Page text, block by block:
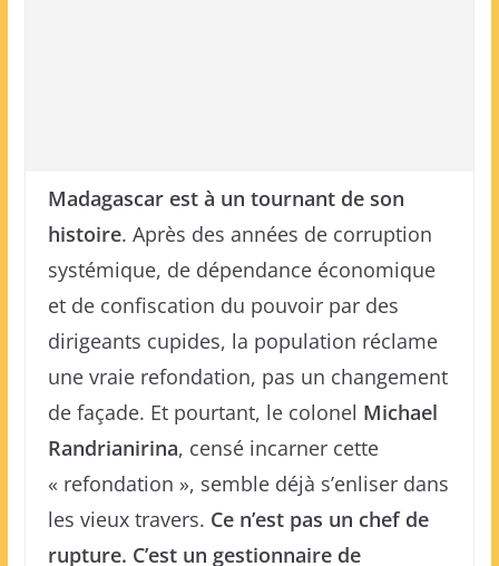
Madagascar est à un tournant de son
histoire. Après des années de corruption
systémique, de dépendance économique
et de confiscation du pouvoir par des
dirigeants cupides, la population réclame
une vraie refondation, pas un changement
de façade. Et pourtant, le colonel Michael
Randrianirina, censé incarner cette
« refondation », semble déjà s’enliser dans
les vieux travers. Ce n’est pas un chef de
rupture. C’est un gestionnaire de